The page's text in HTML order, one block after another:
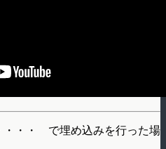
・・ で埋め込みを行った場